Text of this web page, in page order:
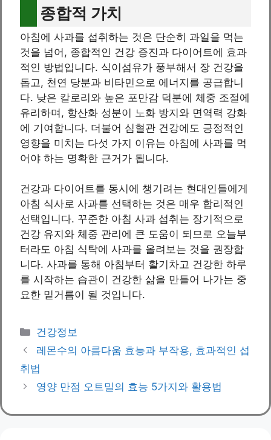
종합적 가치
아침에 사과를 섭취하는 것은 단순히 과일을 먹는
것을 넘어, 종합적인 건강 증진과 다이어트에 효과
적인 방법입니다. 식이섬유가 풍부해서 장 건강을
돕고, 천연 당분과 비타민으로 에너지를 공급합니
다. 낮은 칼로리와 높은 포만감 덕분에 체중 조절에
유리하며, 항산화 성분이 노화 방지와 면역력 강화
에 기여합니다. 더불어 심혈관 건강에도 긍정적인
영향을 미치는 다섯 가지 이유는 아침에 사과를 먹
어야 하는 명확한 근거가 됩니다.
건강과 다이어트를 동시에 챙기려는 현대인들에게
아침 식사로 사과를 선택하는 것은 매우 합리적인
선택입니다. 꾸준한 아침 사과 섭취는 장기적으로
건강 유지와 체중 관리에 큰 도움이 되므로 오늘부
터라도 아침 식탁에 사과를 올려보는 것을 권장합
니다. 사과를 통해 아침부터 활기차고 건강한 하루
를 시작하는 습관이 건강한 삶을 만들어 나가는 중
요한 밑거름이 될 것입니다.
Categories
건강정보
레몬수의 아름다움 효능과 부작용, 효과적인 섭
취법
영양 만점 오트밀의 효능 5가지와 활용법